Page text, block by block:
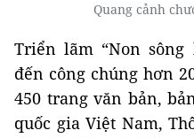
Quang cảnh
Triển lãm “Non
đến công chúng hơn
450 trang văn bản,
quốc gia Việt Nam,